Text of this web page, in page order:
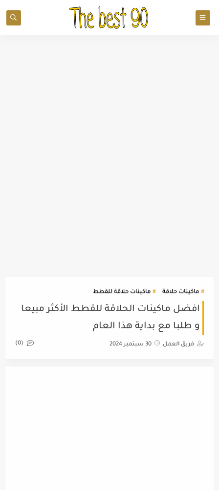
ماكينات حلاقة ماكينات حلاقة للقطط
افضل ماكينات الحلاقة للقطط الأكثر مبيعا
و طلبا مع بداية هذا العام
فريق العمل 30 سبتمبر 2024 (0)